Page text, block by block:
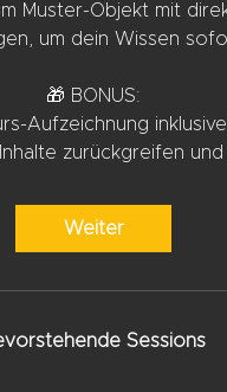
Muster-Objekt mit
um dein Wissen
🎁 BONUS:
Aufzeichnung
zurückgreifen
Weiter
Sessions